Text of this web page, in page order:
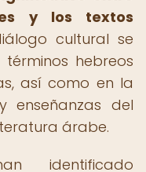
y los textos
cultural se
hebreos
así como en la
enseñanzas del
árabe.
identificado